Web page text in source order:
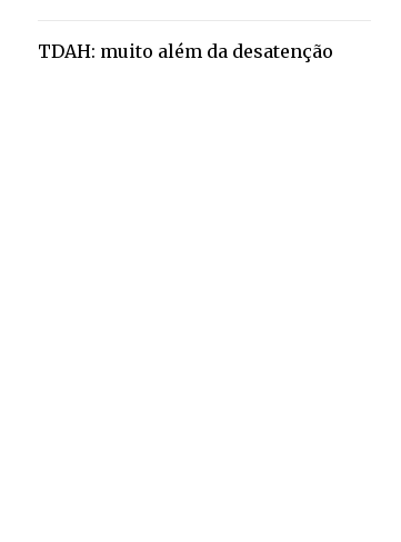
TDAH: muito além da desatenção